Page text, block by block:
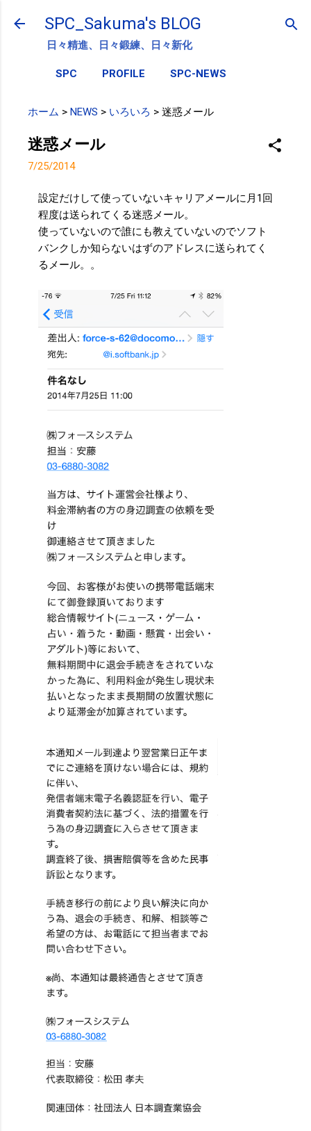
スキップしてメイン コンテンツに移動
SPC_Sakuma's BLOG
日々精進、日々鍛練、日々新化
SPC PROFILE SPC-NEWS
ホーム > NEWS > いろいろ > 迷惑メール
迷惑メール
7/25/2014
設定だけして使っていないキャリアメールに月1回
程度は送られてくる迷惑メール。
使っていないので誰にも教えていないのでソフト
バンクしか知らないはずのアドレスに送られてく
るメール。。